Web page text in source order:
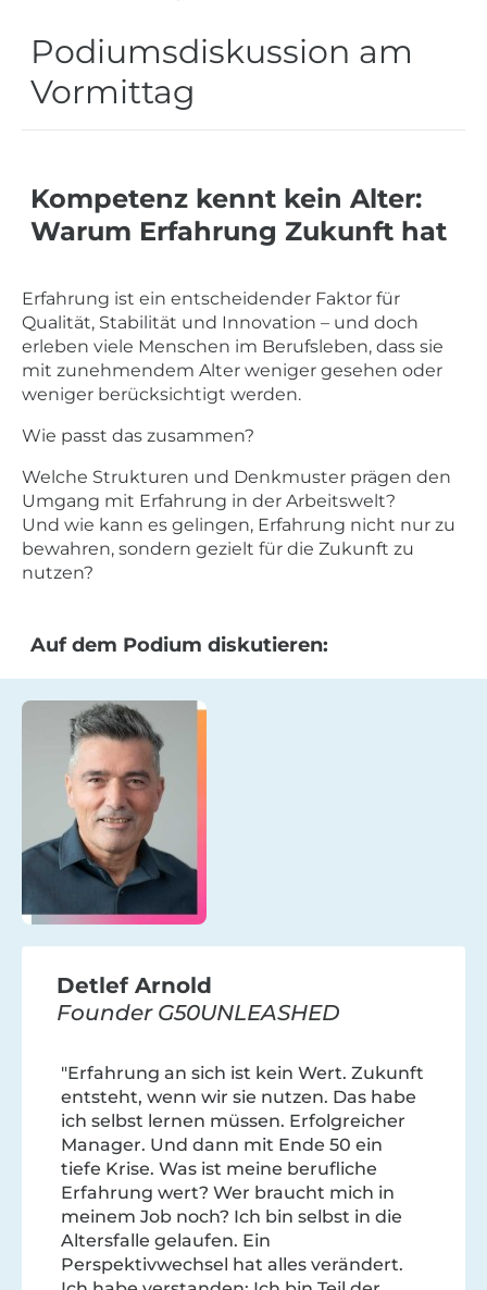
Podiumsdiskussion am
Vormittag
Kompetenz kennt kein Alter:
Warum Erfahrung Zukunft hat
Erfahrung ist ein entscheidender Faktor für
Qualität, Stabilität und Innovation – und doch
erleben viele Menschen im Berufsleben, dass sie
mit zunehmendem Alter weniger gesehen oder
weniger berücksichtigt werden.
Wie passt das zusammen?
Welche Strukturen und Denkmuster prägen den
Umgang mit Erfahrung in der Arbeitswelt?
Und wie kann es gelingen, Erfahrung nicht nur zu
bewahren, sondern gezielt für die Zukunft zu
nutzen?
Auf dem Podium diskutieren:
Detlef Arnold
Founder G50UNLEASHED
"Erfahrung an sich ist kein Wert. Zukunft
entsteht, wenn wir sie nutzen. Das habe
ich selbst lernen müssen. Erfolgreicher
Manager. Und dann mit Ende 50 ein
tiefe Krise. Was ist meine berufliche
Erfahrung wert? Wer braucht mich in
meinem Job noch? Ich bin selbst in die
Altersfalle gelaufen. Ein
Perspektivwechsel hat alles verändert.